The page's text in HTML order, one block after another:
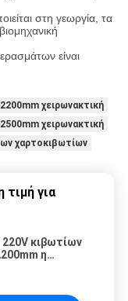
στη γεωργία, τα
είναι
χειρωνακτική
χειρωνακτική
χαρτοκιβωτίων
για
κιβωτίων
η